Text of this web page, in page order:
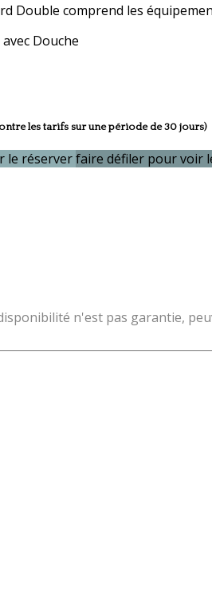
Double comprend les
Douche
les tarifs sur une période de 30 jours)
le réserverfaire défiler pour voir
n'est pas garantie,